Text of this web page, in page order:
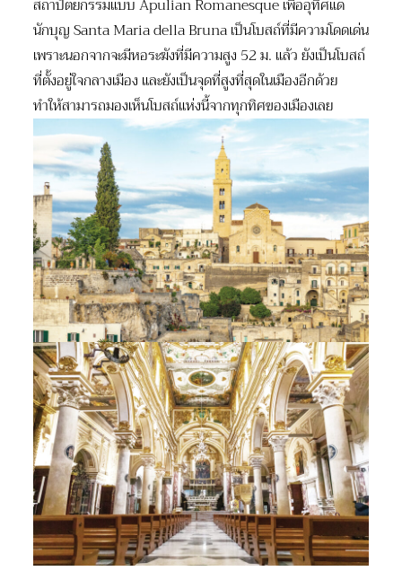
สถาปัตยกรรมแบบ Apulian Romanesque เพื่ออุทิศแด่
นักบุญ Santa Maria della Bruna เป็นโบสถ์ที่มีความโดดเด่น
เพราะนอกจากจะมีหอระฆังที่มีความสูง 52 ม. แล้ว ยังเป็นโบสถ์
ที่ตั้งอยู่ใจกลางเมือง และยังเป็นจุดที่สูงที่สุดในเมืองอีกด้วย
ทำให้สามารถมองเห็นโบสถ์แห่งนี้จากทุกทิศของเมืองเลย